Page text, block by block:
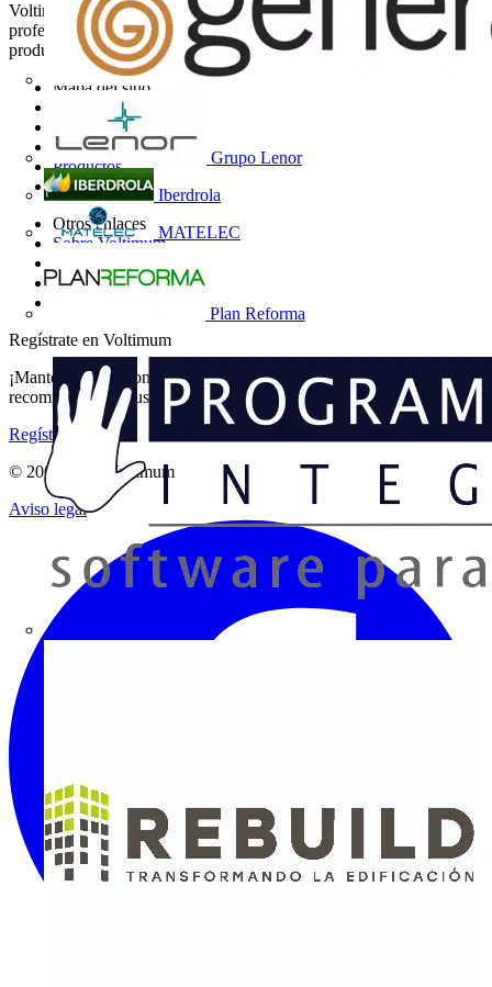
Grupo Lenor
Iberdrola
MATELEC
Plan Reforma
Voltimum es una plataforma digital y comunidad que brinda a los
profesionales eléctricos noticias del sector, información de
productos, formación y herramientas para el sector eléctrico.
Mapa del sitio
Noticias
Academy
Productos
Socios
Otros enlaces
Sobre Voltimum
Catálogos
Regístrate en Voltimum
¡Mantente al día con las últimas noticias del sector y gana
recompensas por tus compras eléctricas!
Regístrate aquí
© 2002-
Voltimum
Aviso legal